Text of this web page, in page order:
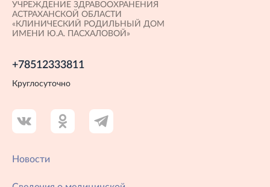
УЧРЕЖДЕНИЕ ЗДРАВООХРАНЕНИЯ
АСТРАХАНСКОЙ ОБЛАСТИ
«КЛИНИЧЕСКИЙ РОДИЛЬНЫЙ ДОМ
ИМЕНИ Ю.А. ПАСХАЛОВОЙ»
+78512333811
Круглосуточно
Новости